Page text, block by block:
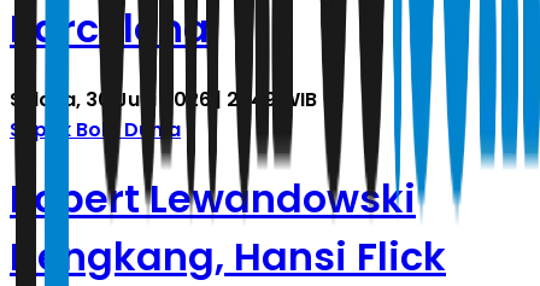
Barcelona
Selasa, 30 Juni 2026 | 21.49 WIB
Sepak Bola Dunia
Robert Lewandowski
Hengkang, Hansi Flick